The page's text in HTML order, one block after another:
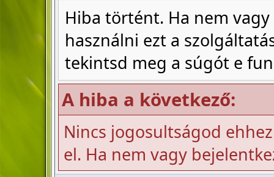
Hiba történt. Ha nem
használni ezt a
tekintsd meg a súgót e
A hiba a következő:
Nincs jogosultságod
el. Ha nem vagy